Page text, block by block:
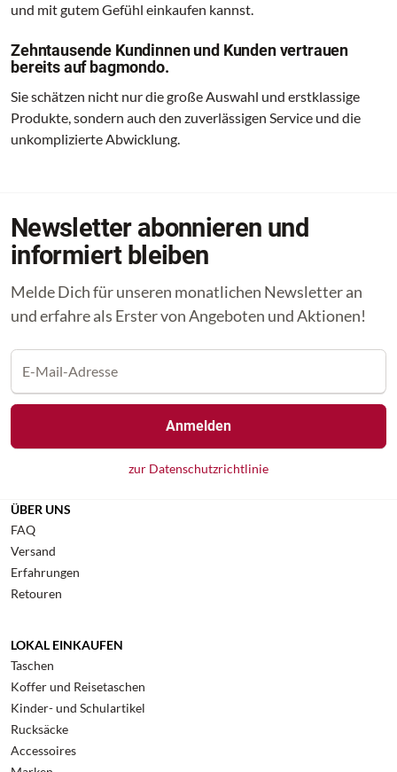
und mit gutem Gefühl einkaufen kannst.
Zehntausende Kundinnen und Kunden vertrauen
bereits auf bagmondo.
Sie schätzen nicht nur die große Auswahl und erstklassige
Produkte, sondern auch den zuverlässigen Service und die
unkomplizierte Abwicklung.
Newsletter abonnieren und
informiert bleiben
Melde Dich für unseren monatlichen Newsletter an
und erfahre als Erster von Angeboten und Aktionen!
Anmelden
zur Datenschutzrichtlinie
ÜBER UNS
FAQ
Versand
Erfahrungen
Retouren
LOKAL EINKAUFEN
Taschen
Koffer und Reisetaschen
Kinder- und Schulartikel
Rucksäcke
Accessoires